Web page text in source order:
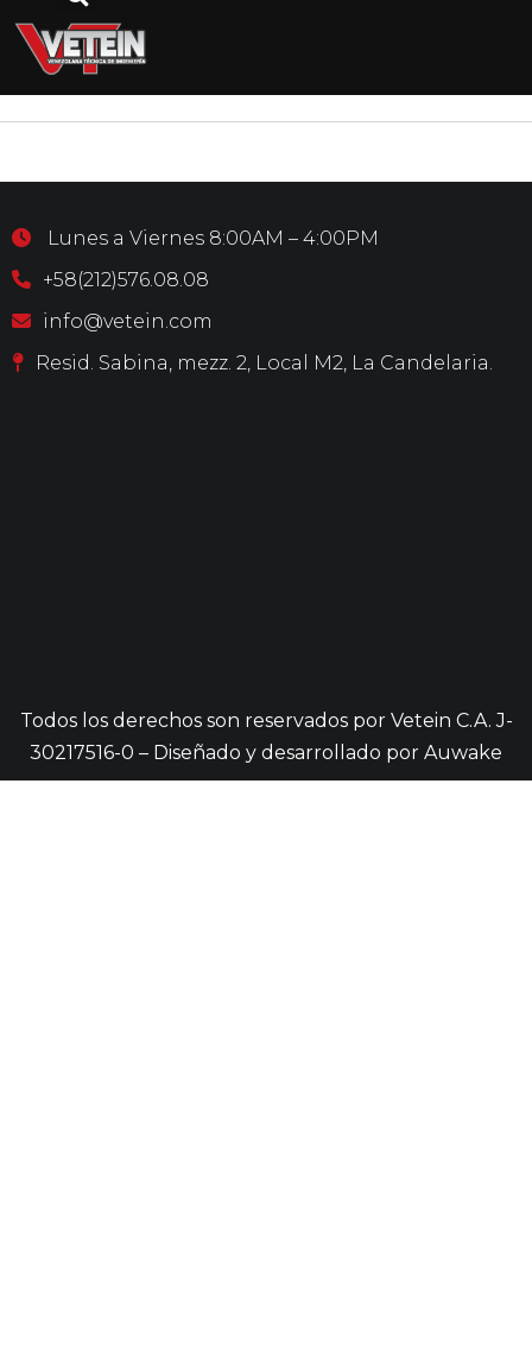
Consumibles
Lunes a Viernes 8:00AM – 4:00PM
+58(212)576.08.08
info@vetein.com
Resid. Sabina, mezz. 2, Local M2, La Candelaria.
Todos los derechos son reservados por Vetein C.A. J-
30217516-0 – Diseñado y desarrollado por Auwake